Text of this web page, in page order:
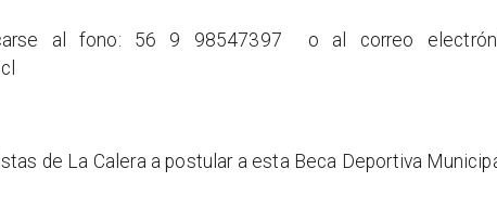
al fono: 56 9 98547397
o al correo
de La Calera a postular a esta Beca Deportiva